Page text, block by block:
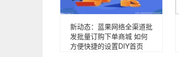
新动态：蓝果网络全渠道批
发批量订购下单商城 如何
方便快捷的设置DIY首页